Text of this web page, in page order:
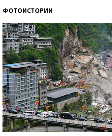
ФОТОИСТОРИИ